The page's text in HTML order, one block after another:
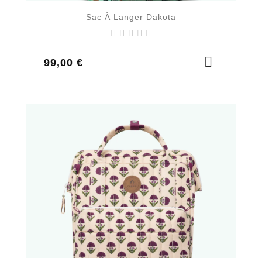
Sac À Langer Dakota
99,00 €
Prix